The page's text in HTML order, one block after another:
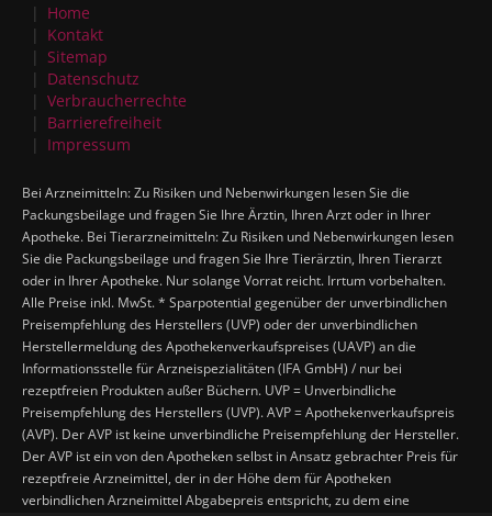
Home
Kontakt
Sitemap
Datenschutz
Verbraucherrechte
Barrierefreiheit
Impressum
Bei Arzneimitteln: Zu Risiken und Nebenwirkungen lesen Sie die
Packungsbeilage und fragen Sie Ihre Ärztin, Ihren Arzt oder in Ihrer
Apotheke. Bei Tierarzneimitteln: Zu Risiken und Nebenwirkungen lesen
Sie die Packungsbeilage und fragen Sie Ihre Tierärztin, Ihren Tierarzt
oder in Ihrer Apotheke. Nur solange Vorrat reicht. Irrtum vorbehalten.
Alle Preise inkl. MwSt. * Sparpotential gegenüber der unverbindlichen
Preisempfehlung des Herstellers (UVP) oder der unverbindlichen
Herstellermeldung des Apothekenverkaufspreises (UAVP) an die
Informationsstelle für Arzneispezialitäten (IFA GmbH) / nur bei
rezeptfreien Produkten außer Büchern. UVP = Unverbindliche
Preisempfehlung des Herstellers (UVP). AVP = Apothekenverkaufspreis
(AVP). Der AVP ist keine unverbindliche Preisempfehlung der Hersteller.
Der AVP ist ein von den Apotheken selbst in Ansatz gebrachter Preis für
rezeptfreie Arzneimittel, der in der Höhe dem für Apotheken
verbindlichen Arzneimittel Abgabepreis entspricht, zu dem eine